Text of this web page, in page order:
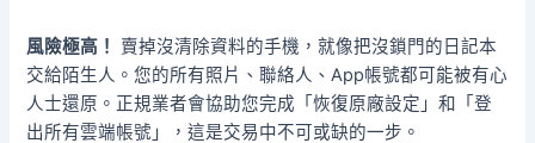
風險極高！
賣掉沒清除資料的手機，就像把沒鎖門的日記本
交給陌生人。您的所有照片、聯絡人、App帳號都可能被有心
人士還原。正規業者會協助您完成「恢復原廠設定」和「登
出所有雲端帳號」，這是交易中不可或缺的一步。